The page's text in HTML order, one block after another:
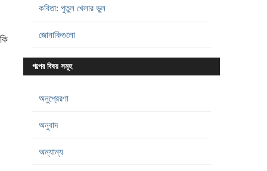
কবিতা: পুতুল খেলার ভুল
জোনাকিগুলো
গল্পের বিষয় সমূহ
অনুপ্রেরণা
অনুবাদ
অন্যান্য